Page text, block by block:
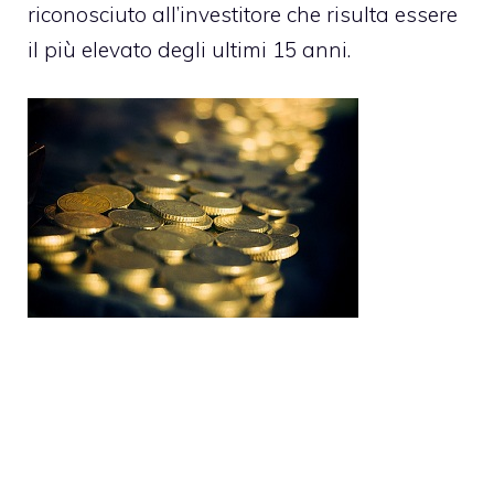
riconosciuto all’investitore che risulta essere
il più elevato degli ultimi 15 anni.